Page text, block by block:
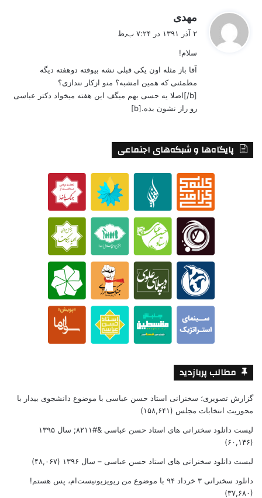
مهدی
۲ آذر ۱۳۹۱ در ۷:۲۴ ب٫ظ
سلام!
آقا باز مثله اون یکی قبلی نشه بیوفته دوهفته دیگه
مطمئنی که همین امشبه؟ منو ازکار نندازی؟
[b/]اصلا یه حسی بهم میگف این هفته میخواد دکتر عباسی
رو راز نشون بده.[b]
پایگاه‌ها و شبکه‌های اجتماعی
مطالب پربازدید
گزارش تصویری؛ سخنرانی استاد حسن عباسی با موضوع دانشجوی بیدار با
محوریت انتخابات مجلس (۱۵۸,۶۴۱)
لیست دانلود سخنرانی های استاد حسن عباسی &#۸۲۱۱; سال ۱۳۹۵
(۶۰,۱۴۶)
لیست دانلود سخنرانی های استاد حسن عباسی – سال ۱۳۹۶ (۴۸,۰۶۷)
دانلود سخنرانی ۳ خرداد ۹۴ با موضوع من ریویزیونیست‌ام، پس هستم!
(۳۷,۶۸۰)